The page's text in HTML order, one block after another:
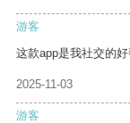
游客
这款app是我社交的
2025-11-03
游客